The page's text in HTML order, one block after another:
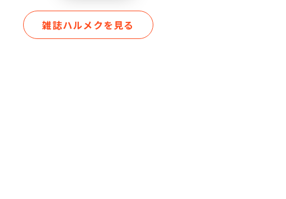
雑誌ハルメクを見る